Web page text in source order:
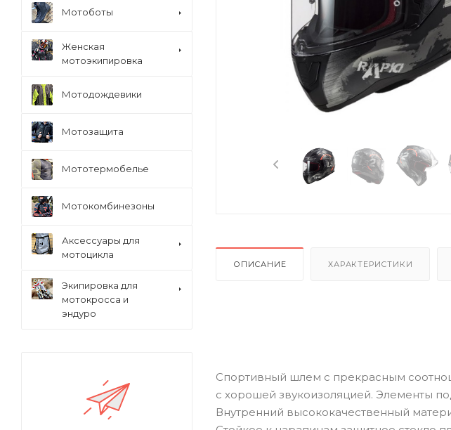
ОПИСАНИЕ ХАРАКТЕРИСТИКИ
Спортивный шлем с прекрасным
с хорошей звукоизоляцией. Элементы
Внутренний высококачественный
Мотоботы
Женская
мотоэкипировка
Мотодождевики
Мотозащита
Мототермобелье
Мотокомбинезоны
Аксессуары для
мотоцикла
Экипировка для
мотокросса и
эндуро